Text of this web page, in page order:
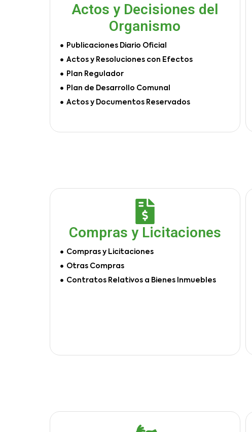
Actos y Decisiones del
Organismo
Publicaciones Diario Oficial
Actos y Resoluciones con Efectos
Plan Regulador
Plan de Desarrollo Comunal
Actos y Documentos Reservados
Compras y Licitaciones
Compras y Licitaciones
Otras Compras
Contratos Relativos a Bienes Inmuebles